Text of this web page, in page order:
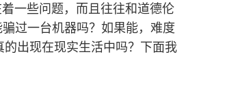
一些问题，而且往往和道德伦
过一台机器吗？如果能，难度
出现在现实生活中吗？下面我